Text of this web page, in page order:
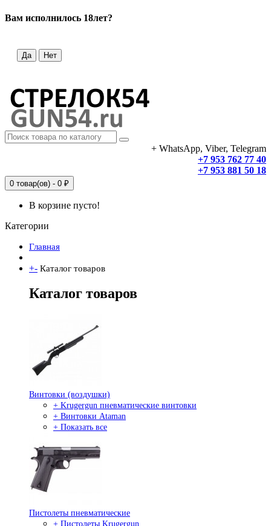
Вам исполнилось 18лет?
Да Нет
+ WhatsApp, Viber, Telegram
+7 953 762 77 40
+7 953 881 50 18
0 товар(ов) - 0 ₽
В корзине пусто!
Категории
Главная
+- Каталог товаров
Каталог товаров
Винтовки (воздушки)
+ Krugergun пневматические винтовки
+ Винтовки Ataman
+ Показать все
Пистолеты пневматические
+ Пистолеты Krugergun